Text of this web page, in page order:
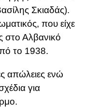
Σκιαδάς).
που είχε
στο Αλβανικό
το 1938.
απώλειες ενώ
για